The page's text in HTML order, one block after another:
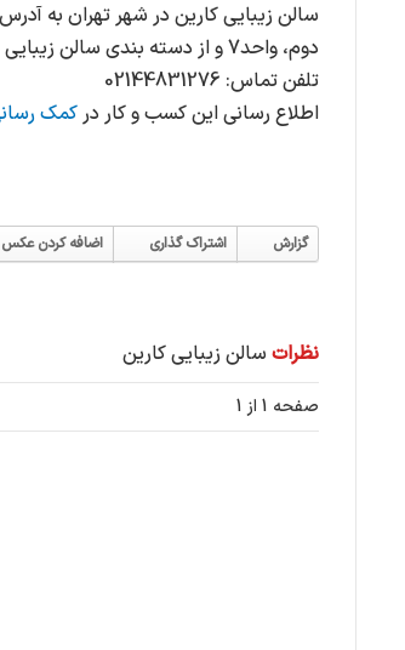
سالن زیبایی کارین در شهر تهران به
دوم، واحد7 و از دسته بندی سالن زیبایی بانوان و آرایشی زیبایی می باشد.
تلفن تماس: 02144831276
اطلاع رسانی این کسب و کار درکمک
اضافه کردن عکس اشتراک گذاری گزارش
نظرات سالن زیبایی کارین
صفحه 1 از 1